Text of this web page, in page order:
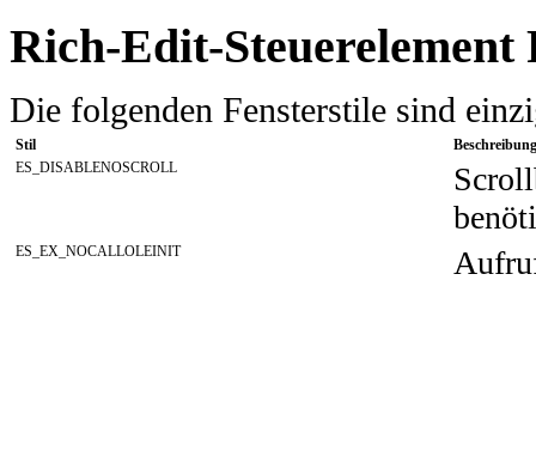
Rich-Edit-Steuerelement
Die folgenden Fensterstile sind
Stil
Beschreibung
ES_DISABLENOSCROLL
ES_EX_NOCALLOLEINIT